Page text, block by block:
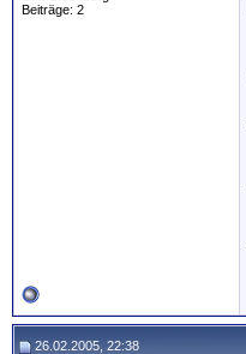
Beiträge: 2
26.02.2005, 22:38